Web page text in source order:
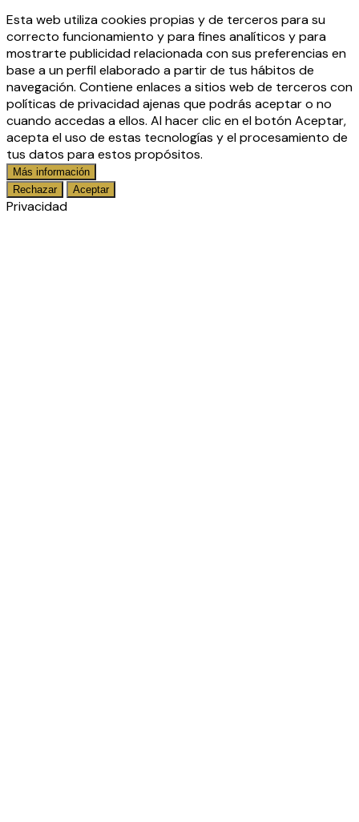
Esta web utiliza cookies propias y de terceros para su
correcto funcionamiento y para fines analíticos y para
mostrarte publicidad relacionada con sus preferencias en
base a un perfil elaborado a partir de tus hábitos de
navegación. Contiene enlaces a sitios web de terceros con
políticas de privacidad ajenas que podrás aceptar o no
cuando accedas a ellos. Al hacer clic en el botón Aceptar,
acepta el uso de estas tecnologías y el procesamiento de
tus datos para estos propósitos.
Más información
Rechazar
Aceptar
Privacidad